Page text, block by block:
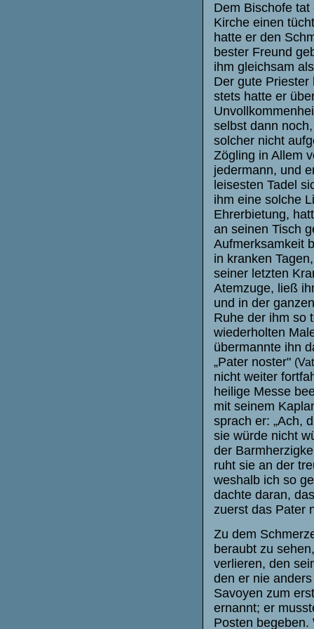
Dem Bischofe
Kirche einen
hatte er den
bester Freund
ihm gleichsam
Der gute
stets hatte er
selbst dann
solcher nicht
Zögling in Allem
jedermann, und
leisesten Tadel
ihm eine solche
Ehrerbietung,
an seinen Tisch
Aufmerksamkeit
in kranken
seiner letzten
Atemzuge, ließ
und in der
Ruhe der ihm so
wiederholten
übermannte ihn
„Pater noster"
nicht weiter
heilige Messe
mit seinem
sprach er: „Ach,
sie würde nicht
der
ruht sie an der
weshalb ich so
dachte daran,
zuerst das Pater
Zu dem
beraubt zu
verlieren, den
den er nie
Savoyen zum
ernannt; er
Posten begeben.